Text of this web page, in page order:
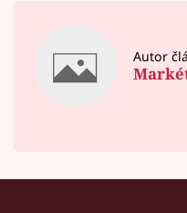
Autor